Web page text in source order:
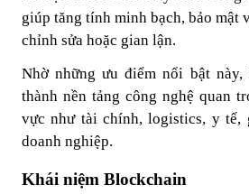
giúp tăng tính minh bạch, bảo mật
chỉnh sửa hoặc gian lận.
Nhờ những ưu điểm nổi bật này,
thành nền tảng công nghệ quan
vực như tài chính, logistics, y tế,
doanh nghiệp.
Khái niệm Blockchain